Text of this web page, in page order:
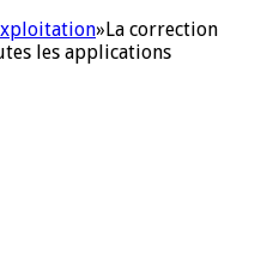
»La correction
les applications